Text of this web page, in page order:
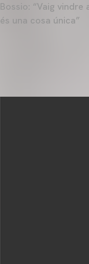
Bossio: “Vaig
és una cosa única”